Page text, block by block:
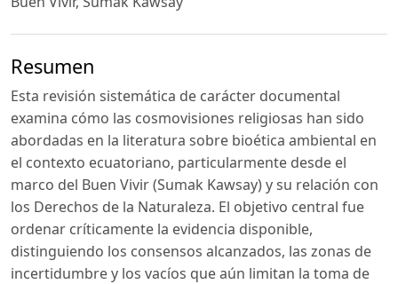
Resumen
Esta revisión sistemática de carácter documental
examina cómo las cosmovisiones religiosas han sido
abordadas en la literatura sobre bioética ambiental en
el contexto ecuatoriano, particularmente desde el
marco del Buen Vivir (Sumak Kawsay) y su relación con
los Derechos de la Naturaleza. El objetivo central fue
ordenar críticamente la evidencia disponible,
distinguiendo los consensos alcanzados, las zonas de
incertidumbre y los vacíos que aún limitan la toma de